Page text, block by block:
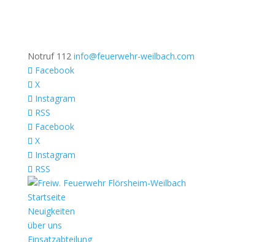
Notruf 112 info@feuerwehr-weilbach.com
Facebook
X
Instagram
RSS
Facebook
X
Instagram
RSS
Startseite
Neuigkeiten
über uns
Einsatzabteilung